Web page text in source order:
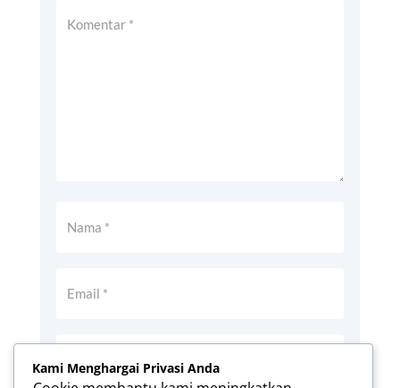
Kami Menghargai Privasi Anda